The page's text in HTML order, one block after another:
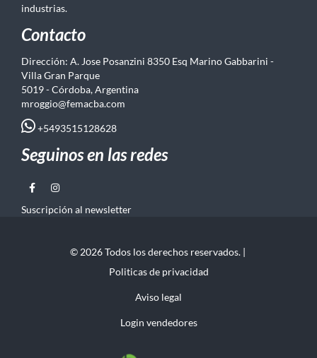
industrias.
Contacto
Dirección: A. Jose Posanzini 8350 Esq Marino Gabbarini -
Villa Gran Parque
5019 - Córdoba, Argentina
mroggio@femacba.com
+5493515128628
Seguinos en las redes
Suscripción al newsletter
© 2026 Todos los derechos reservados. |
Politicas de privacidad
Aviso legal
Login vendedores